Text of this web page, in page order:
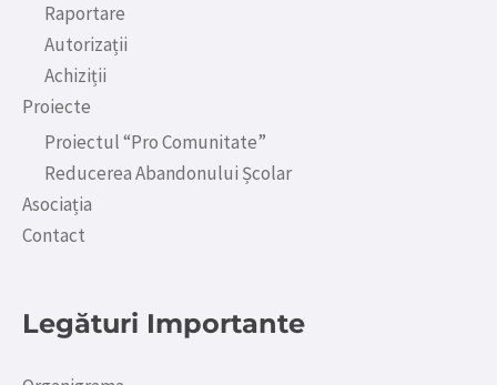
Raportare
Autorizații
Achiziții
Proiecte
Proiectul “Pro Comunitate”
Reducerea Abandonului Școlar
Asociația
Contact
Legături Importante